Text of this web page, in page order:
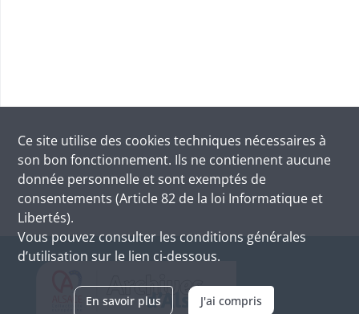
Ce site utilise des cookies techniques nécessaires à
son bon fonctionnement. Ils ne contiennent aucune
donnée personnelle et sont exemptés de
consentements (Article 82 de la loi Informatique et
Libertés).
Vous pouvez consulter les conditions générales
d’utilisation sur le lien ci-dessous.
En savoir plus J'ai compris